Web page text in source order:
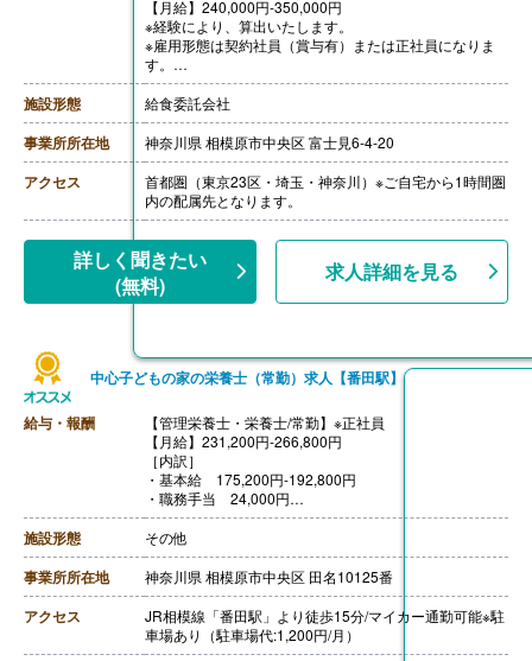
【月給】240,000円-350,000円
※経験により、算出いたします。
※雇用形態は契約社員（賞与有）または正社員になりま
す。
※モデル年収
・管理栄養士・栄養士で未経験の場合
年収3,000,000円-
・調理師病院調理経験3年程度の場合
年収3,500,000円-4,000,000円
ご面接を通して雇用形態を検討します。
【賞与】年2回（1.0ヶ月-2.0ヶ月分）※前年度実績、経験
による
【通勤手当】あり（上限なし/月）※全額支給
【昇給】あり（年1回）
【退職金】あり※勤続10年以上
施設形態 給食委託会社
事業所所在地 神奈川県 相模原市中央区 富士見6-4-20
アクセス
首都圏（東京23区・埼玉・神奈川）※ご自宅から1時間圏
内の配属先となります。
詳しく聞きたい
(無料)
求人詳細を見る
中心子どもの家の栄養士（常勤）求人【番田駅】
給与・報酬
【管理栄養士・栄養士/常勤】※正社員
【月給】231,200円-266,800円
［内訳］
・基本給 175,200円-192,800円
・職務手当 24,000円
・資格手当 7,000円-16,000円
・処遇手当 25,000円-34,000円
［その他手当］
・住宅手当
・扶養手当
【賞与】年3回（計4.50ヶ月分）※前年度実績
【通勤手当】あり（上限20,000円/月）
【昇給】あり（1月あたり0円-3,200円）※前年度実績
施設形態 その他
事業所所在地 神奈川県 相模原市中央区 田名10125番
アクセス
JR相模線「番田駅」より徒歩15分/マイカー通勤可能※駐
車場あり（駐車場代:1,200円/月）